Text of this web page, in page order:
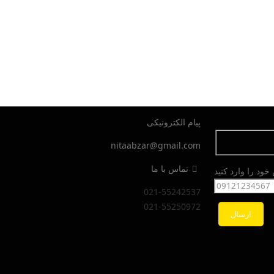
را وارد کنید
پیام الکترونیکی
nitaabzar@gmail.com
تماس با ما
021-55242537
021-55250972